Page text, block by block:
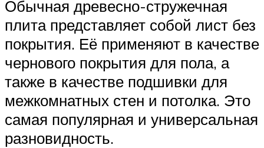
Обычная древесно-стружечная
плита представляет собой лист без
покрытия. Её применяют в качестве
чернового покрытия для пола, а
также в качестве подшивки для
межкомнатных стен и потолка. Это
самая популярная и универсальная
разновидность.